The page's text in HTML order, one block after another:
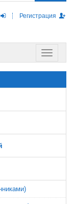
Регистрация